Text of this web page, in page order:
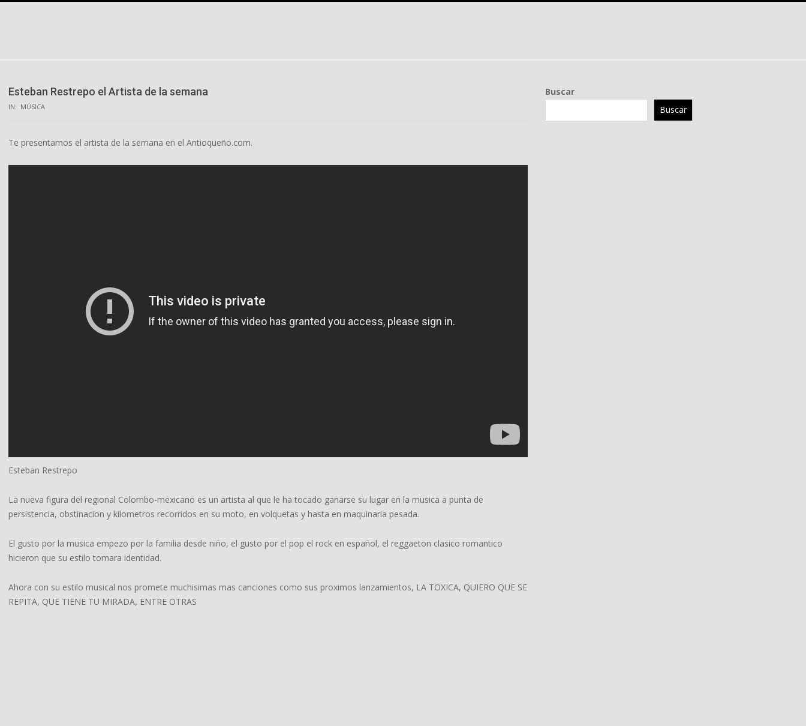
Esteban Restrepo el Artista de la semana
IN: MÚSICA
Te presentamos el artista de la semana en el Antioqueño.com.
Esteban Restrepo
La nueva figura del regional Colombo-mexicano es un artista al que le ha tocado ganarse su lugar en la musica a punta de
persistencia, obstinacion y kilometros recorridos en su moto, en volquetas y hasta en maquinaria pesada.
El gusto por la musica empezo por la familia desde niño, el gusto por el pop el rock en español, el reggaeton clasico romantico
hicieron que su estilo tomara identidad.
Ahora con su estilo musical nos promete muchisimas mas canciones como sus proximos lanzamientos, LA TOXICA, QUIERO QUE SE
REPITA, QUE TIENE TU MIRADA, ENTRE OTRAS
Buscar
Buscar